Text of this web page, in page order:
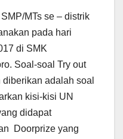
MTs se – distrik
pada hari
di SMK
Soal-soal Try out
adalah soal
kisi-kisi UN
didapat
Doorprize yang